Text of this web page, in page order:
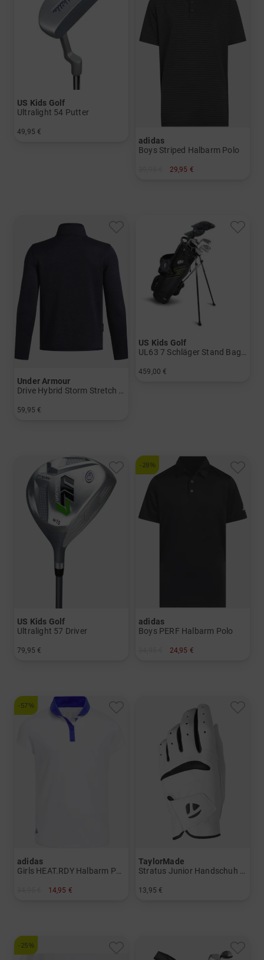
US Kids Golf
Ultralight 54 Putter
49,95 €
adidas
Boys Striped Halbarm Polo
29,95 €
Under Armour
59,95 €
US Kids Golf
UL63 7 Schläger Stand Bag Set
459,00 €
US Kids Golf
Ultralight 57 Driver
79,95 €
-28%
adidas
Boys PERF Halbarm Polo
24,95 €
-57%
adidas
Girls HEAT.RDY Halbarm Polo
14,95 €
TaylorMade
Stratus Junior Handschuh für die linke Hand
13,95 €
-25%